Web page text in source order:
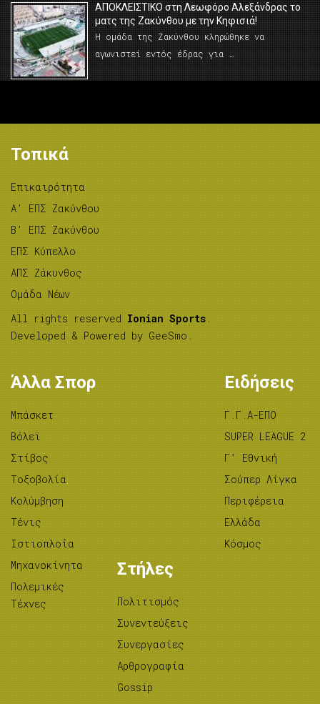
AΠΟΚΛΕΙΣΤΙΚΟ στη Λεωφόρο Αλεξάνδρας το
ματς της Ζακύνθου με την Κηφισιά!
Η ομάδα της Ζακύνθου κληρώθηκε να
αγωνιστεί εντός έδρας για …
Τοπικά
Επικαιρότητα
A’ ΕΠΣ Ζακύνθου
B’ ΕΠΣ Ζακύνθου
ΕΠΣ Κύπελλο
ΑΠΣ Ζάκυνθος
Ομάδα Νέων
All rights reserved Ionian Sports
Developed & Powered by GeeSmo
Άλλα Σπορ
Μπάσκετ
Βόλεϊ
Στίβος
Tοξοβολία
Κολύμβηση
Τένις
Ιστιοπλοΐα
Μηχανοκίνητα
Πολεμικές
Τέχνες
Ειδήσεις
Γ.Γ.Α-ΕΠΟ
SUPER LEAGUE 2
Γ’ Εθνική
Σούπερ Λίγκα
Περιφέρεια
Ελλάδα
Κόσμος
Στήλες
Πολιτισμός
Συνεντεύξεις
Συνεργασίες
Αρθρογραφία
Gossip